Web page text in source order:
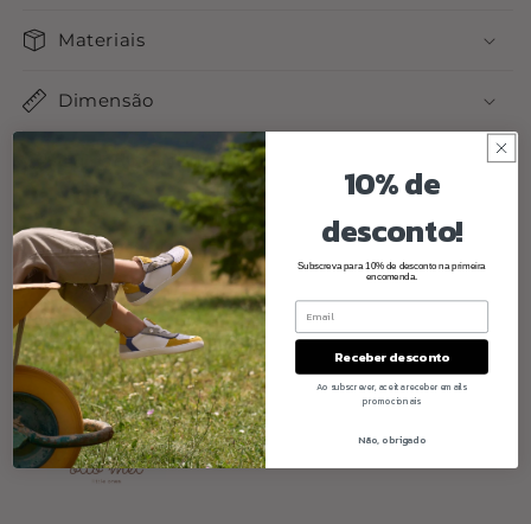
Materiais
Dimensão
Cuidados a ter
Share
10% de
desconto!
Subscreva para 10% de desconto na primeira
encomenda.
Receber desconto
Ao subscrever, aceita receber emails
promocionais
Não, obrigado